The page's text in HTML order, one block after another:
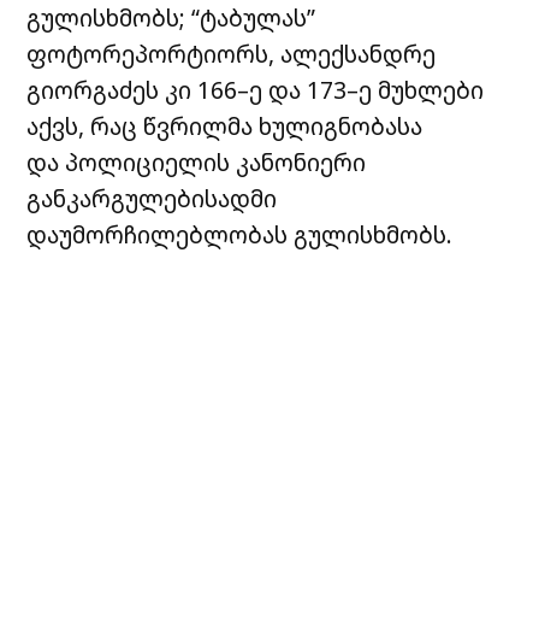
გულისხმობს; “ტაბულას”
ფოტორეპორტიორს, ალექსანდრე
გიორგაძეს კი 166–ე და 173–ე მუხლები
აქვს, რაც წვრილმა ხულიგნობასა
და პოლიციელის კანონიერი
განკარგულებისადმი
დაუმორჩილებლობას გულისხმობს.